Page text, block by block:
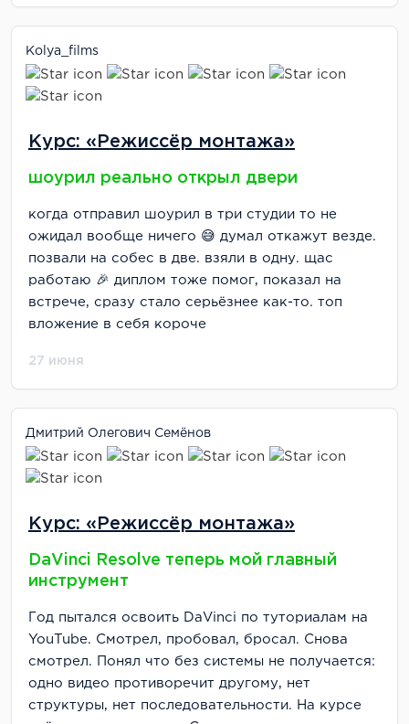
Kolya_films
Курс: «Режиссёр монтажа»
шоурил реально открыл двери
когда отправил шоурил в три студии то не
ожидал вообще ничего 😅 думал откажут везде.
позвали на собес в две. взяли в одну. щас
работаю 🎉 диплом тоже помог, показал на
встрече, сразу стало серьёзнее как-то. топ
вложение в себя короче
27 июня
Дмитрий Олегович Семёнов
Курс: «Режиссёр монтажа»
DaVinci Resolve теперь мой главный
инструмент
Год пытался освоить DaVinci по туториалам на
YouTube. Смотрел, пробовал, бросал. Снова
смотрел. Понял что без системы не получается:
одно видео противоречит другому, нет
структуры, нет последовательности. На курсе